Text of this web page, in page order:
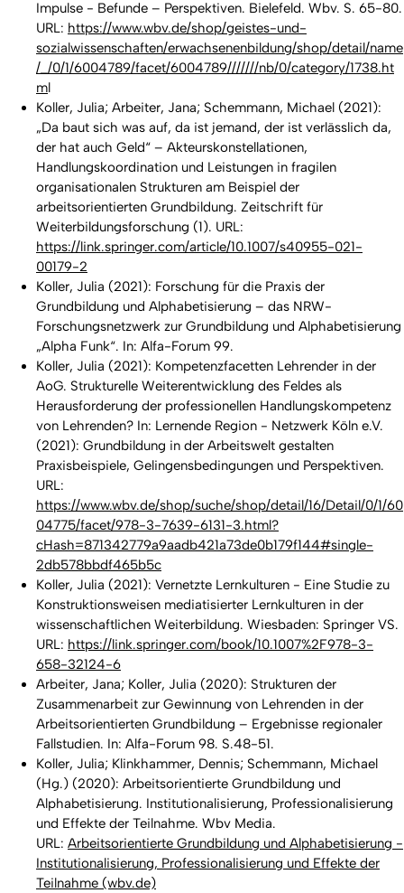
Impulse - Befunde – Perspektiven. Bielefeld. Wbv. S. 65-80.
URL: https://www.wbv.de/shop/geistes-und-
sozialwissenschaften/erwachsenenbildung/shop/detail/name
/_/0/1/6004789/facet/6004789///////nb/0/category/1738.ht
ml
Koller, Julia; Arbeiter, Jana; Schemmann, Michael (2021):
„Da baut sich was auf, da ist jemand, der ist verlässlich da,
der hat auch Geld“ – Akteurskonstellationen,
Handlungskoordination und Leistungen in fragilen
organisationalen Strukturen am Beispiel der
arbeitsorientierten Grundbildung. Zeitschrift für
Weiterbildungsforschung (1). URL:
https://link.springer.com/article/10.1007/s40955-021-
00179-2
Koller, Julia (2021): Forschung für die Praxis der
Grundbildung und Alphabetisierung – das NRW-
Forschungsnetzwerk zur Grundbildung und Alphabetisierung
„Alpha Funk“. In: Alfa-Forum 99.
Koller, Julia (2021): Kompetenzfacetten Lehrender in der
AoG. Strukturelle Weiterentwicklung des Feldes als
Herausforderung der professionellen Handlungskompetenz
von Lehrenden? In: Lernende Region - Netzwerk Köln e.V.
(2021): Grundbildung in der Arbeitswelt gestalten
Praxisbeispiele, Gelingensbedingungen und Perspektiven.
URL:
https://www.wbv.de/shop/suche/shop/detail/16/Detail/0/1/60
04775/facet/978-3-7639-6131-3.html?
cHash=871342779a9aadb421a73de0b179f144#single-
2db578bbdf465b5c
Koller, Julia (2021): Vernetzte Lernkulturen - Eine Studie zu
Konstruktionsweisen mediatisierter Lernkulturen in der
wissenschaftlichen Weiterbildung. Wiesbaden: Springer VS.
URL: https://link.springer.com/book/10.1007%2F978-3-
658-32124-6
Arbeiter, Jana; Koller, Julia (2020): Strukturen der
Zusammenarbeit zur Gewinnung von Lehrenden in der
Arbeitsorientierten Grundbildung – Ergebnisse regionaler
Fallstudien. In: Alfa-Forum 98. S.48-51.
Koller, Julia; Klinkhammer, Dennis; Schemmann, Michael
(Hg.) (2020): Arbeitsorientierte Grundbildung und
Alphabetisierung. Institutionalisierung, Professionalisierung
und Effekte der Teilnahme. Wbv Media.
URL: Arbeitsorientierte Grundbildung und Alphabetisierung -
Institutionalisierung, Professionalisierung und Effekte der
Teilnahme (wbv.de)